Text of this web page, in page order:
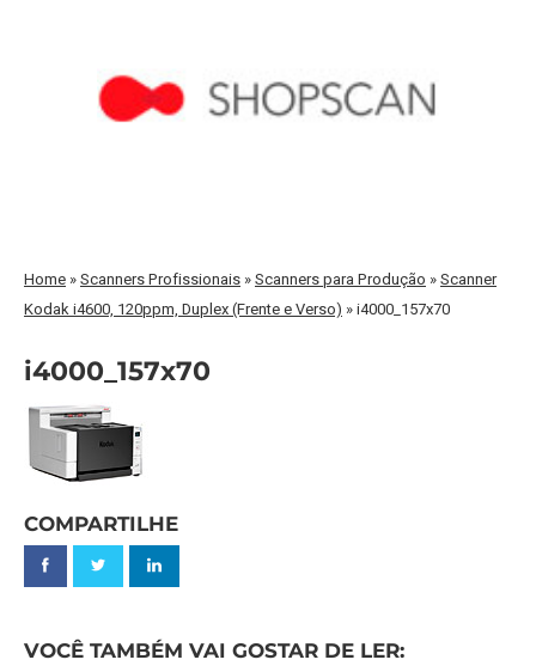
Home »Scanners Profissionais »Scanners para Produção »Scanner
Kodak i4600, 120ppm, Duplex (Frente e Verso) »i4000_157x70
i4000_157x70
COMPARTILHE
VOCÊ TAMBÉM VAI GOSTAR DE LER: